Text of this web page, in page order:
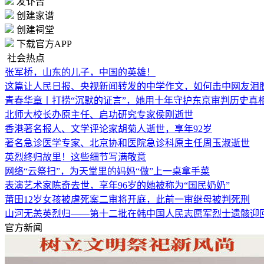
创建家谱
创建祠堂
下载官方APP
社会热点
张军桥，山东的儿子，中国的英雄！
这篇让人民日报、央视新闻转发的中学作文，如何击中网友
青春华章丨打捞“沉默的证言”，她用十年守护东京审判历史真
北师大校长办原主任、启功研究专家侯刚逝世
香港著名报人、文学评论家胡菊人逝世，享年92岁
著名急诊医学专家、北京协和医院急诊科原主任周玉淑逝世
英烈终归故里！这些细节写满敬意
网络“云祭扫”，为天堂里的妈妈“做”上一桌拿手菜
表演艺术家陈奇去世，享年96岁的她被称为“国民奶奶”
莆田12岁女孩被虐死案二审将开庭，此前一审继母被判死刑
山河无恙英烈归——第十二批在韩中国人民志愿军烈士遗骸迎
官方新闻